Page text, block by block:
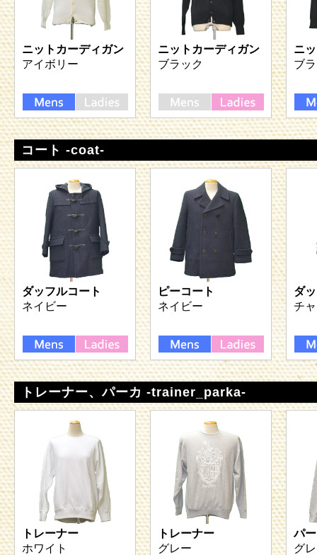
ニットカーディガン
アイボリー
ニットカーディガン
ブラック
ニ
ブ
コート -coat-
ダッフルコート
ネイビー
ピーコート
ネイビー
ダ
チ
トレーナー、パーカ -trainer_parka-
トレーナー
ホワイト
トレーナー
グレー
パ
グ